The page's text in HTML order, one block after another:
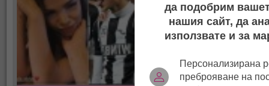
да подобрим
нашия сайт, да
използвате и за
Персонализирана
преброяване на